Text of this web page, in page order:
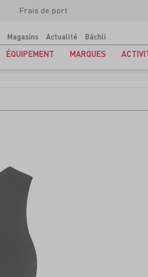
Frais de port
Magasins Actualité Bächli
ÉQUIPEMENT MARQUES